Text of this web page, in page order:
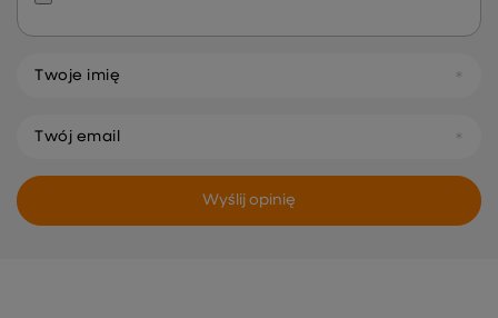
Twoje imię
Twój email
Wyślij opinię